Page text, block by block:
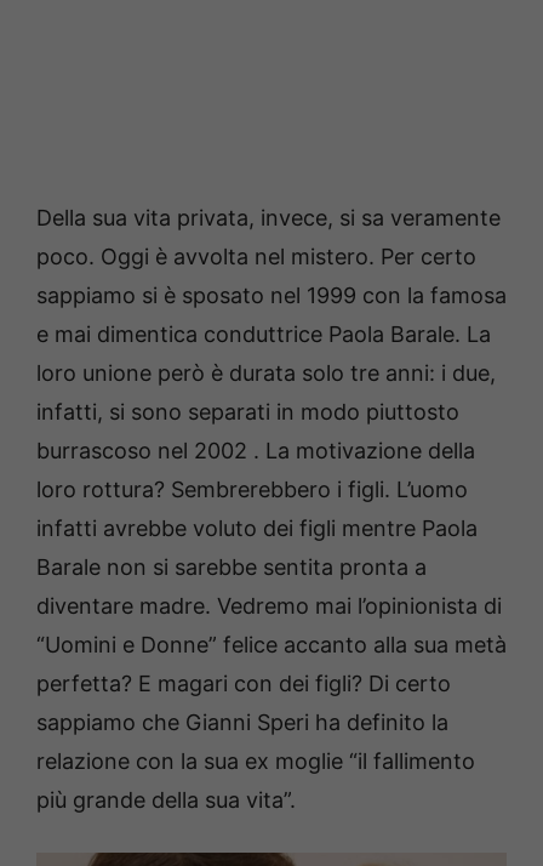
Della sua vita privata, invece, si sa veramente
poco. Oggi è avvolta nel mistero. Per certo
sappiamo si è sposato nel 1999 con la famosa
e mai dimentica conduttrice Paola Barale. La
loro unione però è durata solo tre anni: i due,
infatti, si sono separati in modo piuttosto
burrascoso nel 2002 . La motivazione della
loro rottura? Sembrerebbero i figli. L’uomo
infatti avrebbe voluto dei figli mentre Paola
Barale non si sarebbe sentita pronta a
diventare madre. Vedremo mai l’opinionista di
“Uomini e Donne” felice accanto alla sua metà
perfetta? E magari con dei figli? Di certo
sappiamo che Gianni Speri ha definito la
relazione con la sua ex moglie “il fallimento
più grande della sua vita”.